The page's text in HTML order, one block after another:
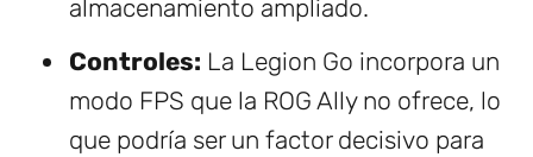
almacenamiento ampliado.
Controles: La Legion Go incorpora un
modo FPS que la ROG Ally no ofrece, lo
que podría ser un factor decisivo para